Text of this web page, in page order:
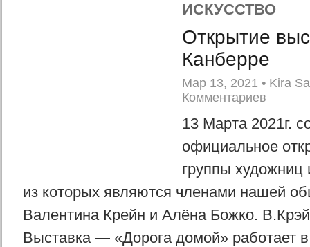
ИСКУССТВО
Открытие
Канберре
Мар 13, 2021 • Kira
Комментариев
13 Марта 2021г.
официальное
группы
из которых являются членами нашей
Валентина Крейн и Алёна Божко.
Выставка — «Дорога домой» работает